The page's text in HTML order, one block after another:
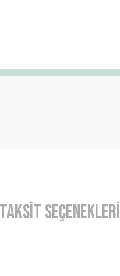
Taksit Seçenekleri